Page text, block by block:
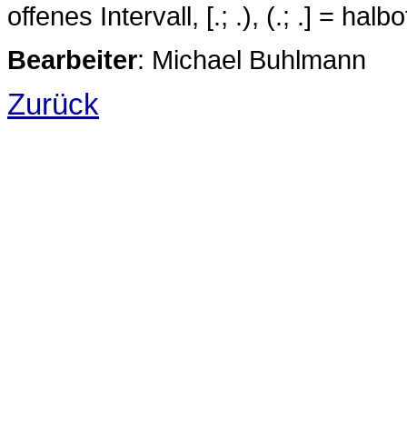
offenes Intervall, [.; .), (.; .] =
Bearbeiter: Michael Buhlmann
Zurück